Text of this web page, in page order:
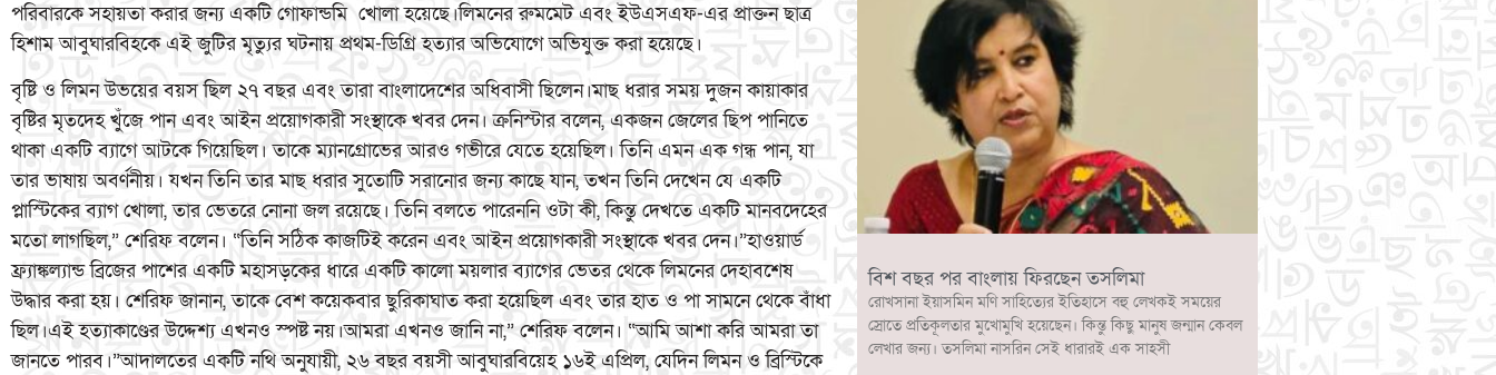
পরিবারকে সহায়তা করার জন্য একটি গোফান্ডমি খোলা হয়েছে।লিমনের রুমমেট এবং ইউএসএফ-এর প্রাক্তন ছাত্র
হিশাম আবুঘারবিহকে এই জুটির মৃত্যুর ঘটনায় প্রথম-ডিগ্রি হত্যার অভিযোগে অভিযুক্ত করা হয়েছে।
বৃষ্টি ও লিমন উভয়ের বয়স ছিল ২৭ বছর এবং তারা বাংলাদেশের অধিবাসী ছিলেন।মাছ ধরার সময় দুজন কায়াকার
বৃষ্টির মৃতদেহ খুঁজে পান এবং আইন প্রয়োগকারী সংস্থাকে খবর দেন। ক্রনিস্টার বলেন, একজন জেলের ছিপ পানিতে
থাকা একটি ব্যাগে আটকে গিয়েছিল। তাকে ম্যানগ্রোভের আরও গভীরে যেতে হয়েছিল। তিনি এমন এক গন্ধ পান, যা
তার ভাষায় অবর্ণনীয়। যখন তিনি তার মাছ ধরার সুতোটি সরানোর জন্য কাছে যান, তখন তিনি দেখেন যে একটি
প্লাস্টিকের ব্যাগ খোলা, তার ভেতরে নোনা জল রয়েছে। তিনি বলতে পারেননি ওটা কী, কিন্তু দেখতে একটি মানবদেহের
মতো লাগছিল,” শেরিফ বলেন। “তিনি সঠিক কাজটিই করেন এবং আইন প্রয়োগকারী সংস্থাকে খবর দেন।”হাওয়ার্ড
ফ্র্যাঙ্কল্যান্ড ব্রিজের পাশের একটি মহাসড়কের ধারে একটি কালো ময়লার ব্যাগের ভেতর থেকে লিমনের দেহাবশেষ
উদ্ধার করা হয়। শেরিফ জানান, তাকে বেশ কয়েকবার ছুরিকাঘাত করা হয়েছিল এবং তার হাত ও পা সামনে থেকে বাঁধা
ছিল।এই হত্যাকাণ্ডের উদ্দেশ্য এখনও স্পষ্ট নয়।আমরা এখনও জানি না,” শেরিফ বলেন। “আমি আশা করি আমরা তা
জানতে পারব।”আদালতের একটি নথি অনুযায়ী, ২৬ বছর বয়সী আবুঘারবিয়েহ ১৬ই এপ্রিল, যেদিন লিমন ও ব্রিস্টিকে
বিশ বছর পর বাংলায় ফিরছেন তসলিমা
রোখসানা ইয়াসমিন মণি সাহিত্যের ইতিহাসে বহু লেখকই সময়ের
স্রোতে প্রতিকূলতার মুখোমুখি হয়েছেন। কিন্তু কিছু মানুষ জন্মান কেবল
লেখার জন্য। তসলিমা নাসরিন সেই ধারারই এক সাহসী